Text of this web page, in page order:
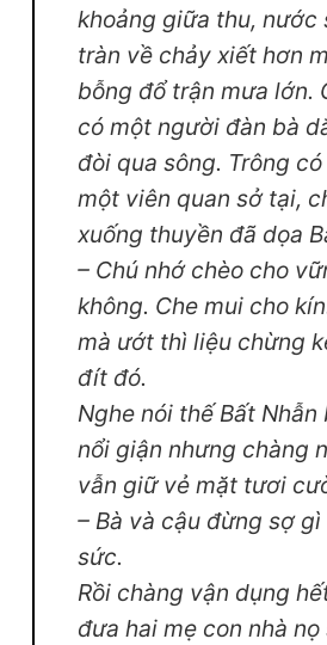
khoảng giữa thu, nước
tràn về chảy xiết hơn
bỗng đổ trận mưa lớn.
có một người đàn bà
đòi qua sông. Trông
một viên quan sở tại,
xuống thuyền đã dọa
– Chú nhớ chèo cho
không. Che mui cho
mà ướt thì liệu chừng
đít đó.
Nghe nói thế Bất
nổi giận nhưng chàng
vẫn giữ vẻ mặt tươi
– Bà và cậu đừng sợ
sức.
Rồi chàng vận dụng
đưa hai mẹ con nhà